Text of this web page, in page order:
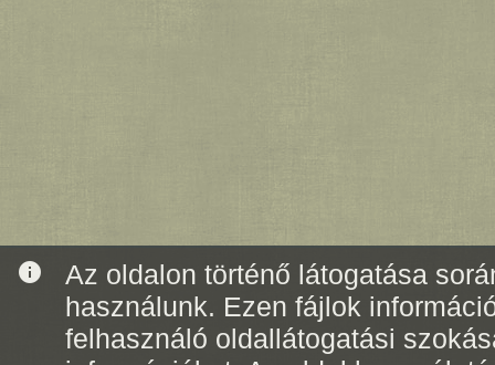
info
Az oldalon történő látogatása
használunk. Ezen fájlok
felhasználó oldallátogatási